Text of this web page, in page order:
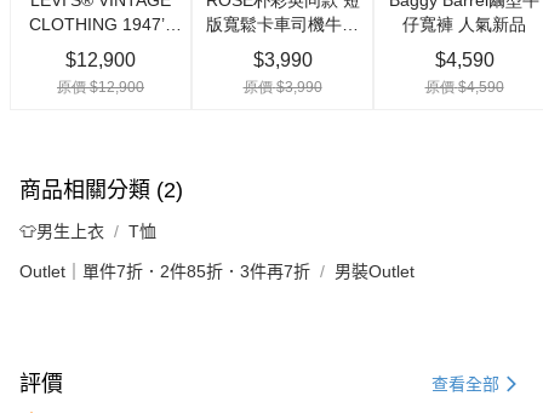
商品相關分類 (2)
👕男生上衣 T恤
Outlet｜單件7折．2件85折．3件再7折 男裝Outlet
評價 查看全部